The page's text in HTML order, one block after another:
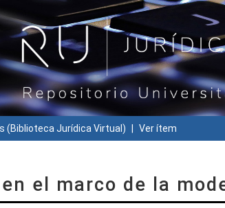
(Biblioteca Jurídica Virtual) Ver ítem
el marco de la